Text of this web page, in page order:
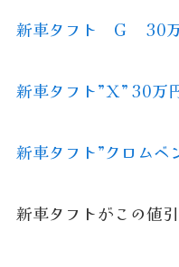
新車タフト G 30万
新車タフト”Ｘ” 30万
新車タフト”クロムベ
新車タフトがこの値